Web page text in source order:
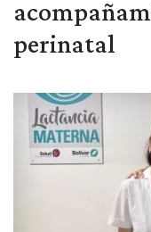
perinatal